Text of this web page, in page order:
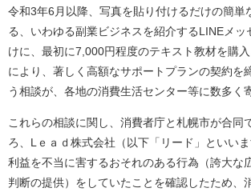
令和3年6月以降、写真を貼り付けるだけの簡単
る、いわゆる副業ビジネスを紹介するLINEメッ
けに、最初に7,000円程度のテキスト教材を購
により、著しく高額なサポートプランの契約を
う相談が、各地の消費生活センター等に数多く
これらの相談に関し、消費者庁と札幌市が合同
ろ、Lｅａｄ株式会社（以下「リード」といい
利益を不当に害するおそれのある行為（誇大な
判断の提供）をしていたことを確認したため、